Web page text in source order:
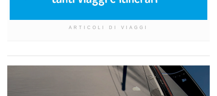
ARTICOLI DI VIAGGI